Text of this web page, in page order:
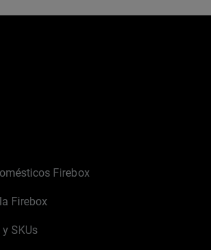
Firebox
Firebox
SKUs